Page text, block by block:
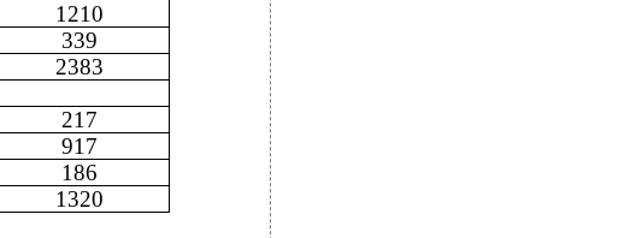
1210
339
2383
217
917
186
1320